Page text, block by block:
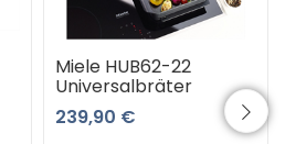
Miele HUB62-22
Universalbräter
239,90 €